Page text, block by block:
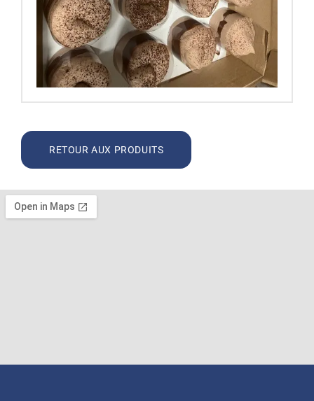
RETOUR AUX PRODUITS